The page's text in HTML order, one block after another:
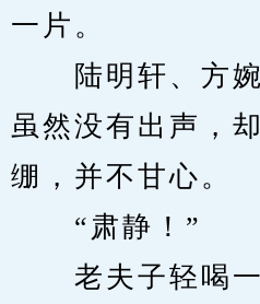
一片。
陆明轩、方婉
虽然没有出声，
绷，并不甘心。
“肃静！”
老夫子轻喝一